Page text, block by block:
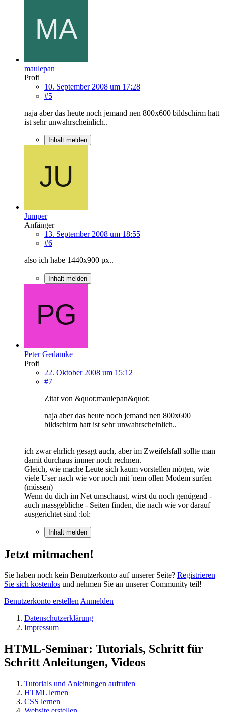
maulepan
Profi
10. September 2008 um 17:28
#5
naja aber das heute noch jemand nen 800x600 bildschirm hatt
ist sehr unwahrscheinlich..
Inhalt melden
Jumper
Anfänger
13. September 2008 um 18:55
#6
also ich habe 1440x900 px..
Inhalt melden
Peter Gedamke
Profi
22. Oktober 2008 um 15:12
#7
Zitat von &quot;maulepan&quot;
naja aber das heute noch jemand nen 800x600
bildschirm hatt ist sehr unwahrscheinlich..
ich zwar ehrlich gesagt auch, aber im Zweifelsfall sollte man
damit durchaus immer noch rechnen.
Gleich, wie mache Leute sich kaum vorstellen mögen, wie
viele User nach wie vor noch mit 'nem ollen Modem surfen
(müssen)
Wenn du dich im Net umschaust, wirst du noch genügend -
auch massgebliche - Seiten finden, die nach wie vor darauf
ausgerichtet sind :lol:
Inhalt melden
Jetzt mitmachen!
Sie haben noch kein Benutzerkonto auf unserer Seite? Registrieren
Sie sich kostenlos und nehmen Sie an unserer Community teil!
Benutzerkonto erstellenAnmelden
Datenschutzerklärung
Impressum
HTML-Seminar: Tutorials, Schritt für
Schritt Anleitungen, Videos
Tutorials und Anleitungen aufrufen
HTML lernen
CSS lernen